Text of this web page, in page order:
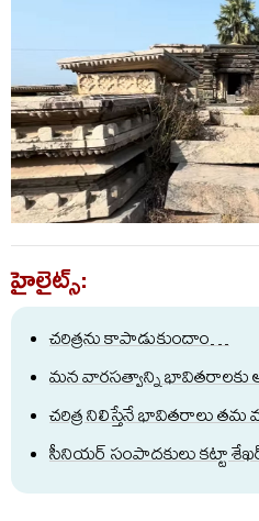
హైలైట్స్:
చరిత్రను కాపాడుకుందాం…
మన వారసత్వాన్ని భావితరాలకు
చరిత్ర నిలిస్తేనే భావితరాలు
సీనియర్ సంపాదకులు కట్టా